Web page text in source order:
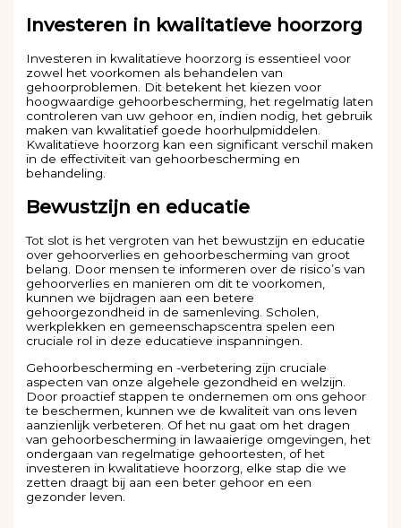
Investeren in kwalitatieve hoorzorg
Investeren in kwalitatieve hoorzorg is essentieel voor
zowel het voorkomen als behandelen van
gehoorproblemen. Dit betekent het kiezen voor
hoogwaardige gehoorbescherming, het regelmatig laten
controleren van uw gehoor en, indien nodig, het gebruik
maken van kwalitatief goede hoorhulpmiddelen.
Kwalitatieve hoorzorg kan een significant verschil maken
in de effectiviteit van gehoorbescherming en
behandeling.
Bewustzijn en educatie
Tot slot is het vergroten van het bewustzijn en educatie
over gehoorverlies en gehoorbescherming van groot
belang. Door mensen te informeren over de risico’s van
gehoorverlies en manieren om dit te voorkomen,
kunnen we bijdragen aan een betere
gehoorgezondheid in de samenleving. Scholen,
werkplekken en gemeenschapscentra spelen een
cruciale rol in deze educatieve inspanningen.
Gehoorbescherming en -verbetering zijn cruciale
aspecten van onze algehele gezondheid en welzijn.
Door proactief stappen te ondernemen om ons gehoor
te beschermen, kunnen we de kwaliteit van ons leven
aanzienlijk verbeteren. Of het nu gaat om het dragen
van gehoorbescherming in lawaaierige omgevingen, het
ondergaan van regelmatige gehoortesten, of het
investeren in kwalitatieve hoorzorg, elke stap die we
zetten draagt bij aan een beter gehoor en een
gezonder leven.